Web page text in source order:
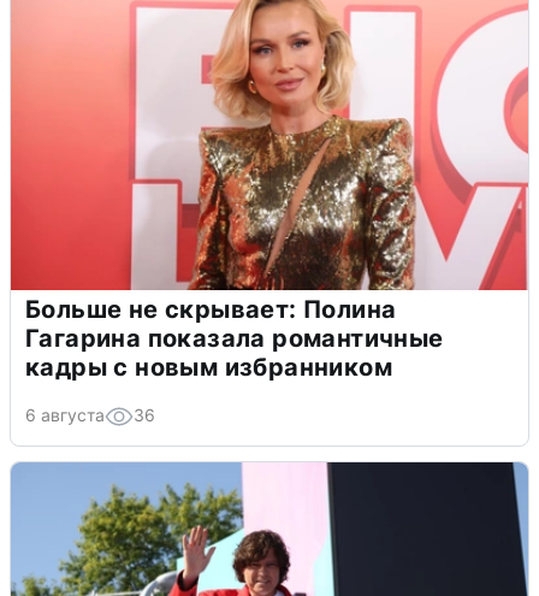
Больше не скрывает: Полина
Гагарина показала романтичные
кадры с новым избранником
6 августа 36